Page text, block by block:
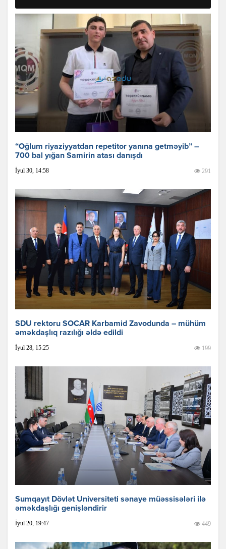
“Oğlum riyaziyyatdan repetitor yanına getməyib” –
700 bal yığan Samirin atası danışdı
İyul 30, 14:58 291
SDU rektoru SOCAR Karbamid Zavodunda – mühüm
əməkdaşlıq razılığı əldə edildi
İyul 28, 15:25 199
Sumqayıt Dövlət Universiteti sənaye müəssisələri ilə
əməkdaşlığı genişləndirir
İyul 20, 19:47 449